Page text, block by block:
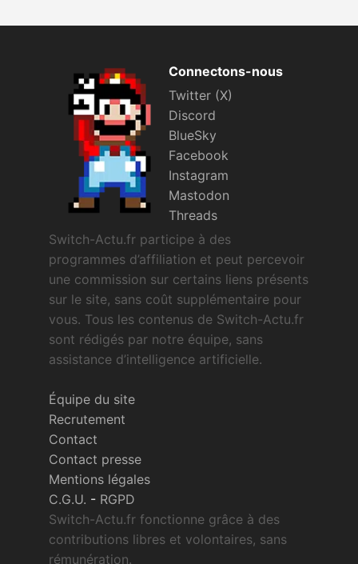
Connectons-nous
Twitter (X)
Discord
BlueSky
Facebook
Instagram
Mastodon
Threads
Switch-Actu.fr participe à des
programmes d’affiliation et peut percevoir
une commission sur certains liens présents
sur le site, sans coût supplémentaire pour
vous. Tous les contenus de Switch-Actu.fr
sont rédigés par notre équipe, sans
assistance d’intelligence artificielle.
Équipe du site
Recrutement
Contact
Contact presse
Mentions légales
C.G.U. - RGPD
Switch-Actu.fr fonctionne grâce à des
contributions libres et volontaires, sans
rémunération.